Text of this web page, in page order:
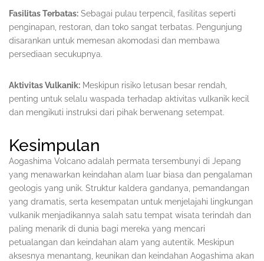
Fasilitas Terbatas: Sebagai pulau terpencil, fasilitas seperti
penginapan, restoran, dan toko sangat terbatas. Pengunjung
disarankan untuk memesan akomodasi dan membawa
persediaan secukupnya.
Aktivitas Vulkanik: Meskipun risiko letusan besar rendah,
penting untuk selalu waspada terhadap aktivitas vulkanik kecil
dan mengikuti instruksi dari pihak berwenang setempat.
Kesimpulan
Aogashima Volcano adalah permata tersembunyi di Jepang
yang menawarkan keindahan alam luar biasa dan pengalaman
geologis yang unik. Struktur kaldera gandanya, pemandangan
yang dramatis, serta kesempatan untuk menjelajahi lingkungan
vulkanik menjadikannya salah satu tempat wisata terindah dan
paling menarik di dunia bagi mereka yang mencari
petualangan dan keindahan alam yang autentik. Meskipun
aksesnya menantang, keunikan dan keindahan Aogashima akan